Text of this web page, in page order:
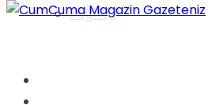
Sağlık